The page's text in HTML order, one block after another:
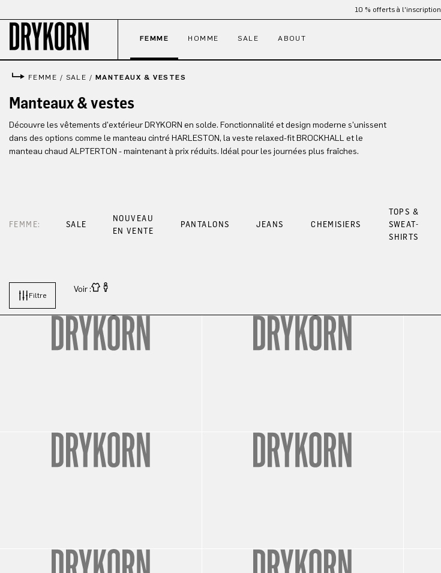
10 % offerts à l'inscription
FEMME HOMME SALE ABOUT
FEMME / SALE / MANTEAUX & VESTES
Manteaux & vestes
Découvre les vêtements d'extérieur DRYKORN en solde. Fonctionnalité et design moderne s'unissent
dans des options comme le manteau cintré HARLESTON, la veste relaxed-fit BROCKHALL et le
manteau chaud ALPTERTON - maintenant à prix réduits. Idéal pour les journées plus fraîches.
FEMME: SALE
NOUVEAU
EN VENTE
PANTALONS JEANS CHEMISIERS
TOPS &
SWEAT-
SHIRTS
Filtre
Voir :